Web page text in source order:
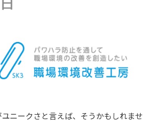
ニークさと言えば、そうかもしれませ